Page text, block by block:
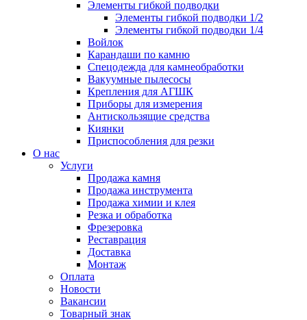
Элементы гибкой подводки
Элементы гибкой подводки 1/2
Элементы гибкой подводки 1/4
Войлок
Карандаши по камню
Спецодежда для камнеобработки
Вакуумные пылесосы
Крепления для АГШК
Приборы для измерения
Антискользящие средства
Киянки
Приспособления для резки
О нас
Услуги
Продажа камня
Продажа инструмента
Продажа химии и клея
Резка и обработка
Фрезеровка
Реставрация
Доставка
Монтаж
Оплата
Новости
Вакансии
Товарный знак